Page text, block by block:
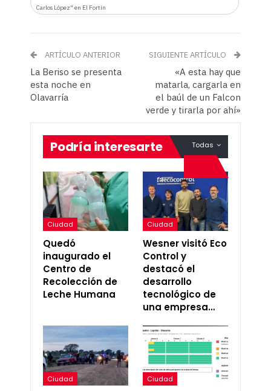
Carlos López" en El Fortín
ARTÍCULO ANTERIOR
La Beriso se presenta
esta noche en
Olavarría
SIGUIENTE ARTÍCULO
«A esta hay que
matarla, cargarla en
el baúl de un Falcon
verde y tirarla por ahí»
Todas
Podría interesarte
Ciudad
Quedó
inaugurado el
Centro de
Recolección de
Leche Humana
Ciudad
Wesner visitó Eco
Control y
destacó el
desarrollo
tecnológico de
una empresa…
Ciudad Ciudad